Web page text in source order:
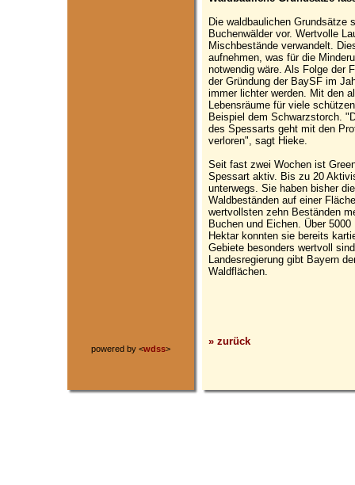
powered by <wdss>
Die waldbaulichen Grundsätze
Buchenwälder vor. Wertvolle
Mischbestände verwandelt.
aufnehmen, was für die
notwendig wäre. Als Folge der
der Gründung der BaySF im
immer lichter werden. Mit den
Lebensräume für viele
Beispiel dem Schwarzstorch.
des Spessarts geht mit den
verloren", sagt Hieke.
Seit fast zwei Wochen ist
Spessart aktiv. Bis zu 20
unterwegs. Sie haben bisher
Waldbeständen auf einer
wertvollsten zehn Beständen
Buchen und Eichen. Über
Hektar konnten sie bereits
Gebiete besonders wertvoll
Landesregierung gibt Bayern
Waldflächen.
» zurück